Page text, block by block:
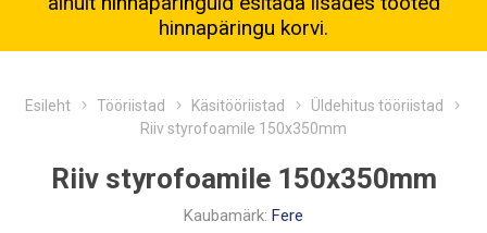
hinnapäringu korvi.
Esileht Tööriistad Käsitööriistad
Üldehitus tööriistad
Riiv styrofoamile 150x350mm
Riiv styrofoamile 150x350mm
Kaubamärk: Fere